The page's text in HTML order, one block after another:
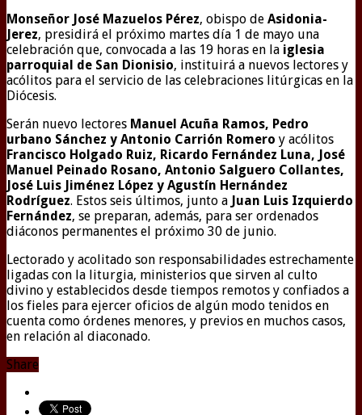
Monseñor José Mazuelos Pérez, obispo de Asidonia-
Jerez, presidirá el próximo martes día 1 de mayo una
celebración que, convocada a las 19 horas en la iglesia
parroquial de San Dionisio, instituirá a nuevos lectores y
acólitos para el servicio de las celebraciones litúrgicas en la
Diócesis.
Serán nuevo lectores Manuel Acuña Ramos, Pedro
urbano Sánchez y Antonio Carrión Romero y acólitos
Francisco Holgado Ruiz, Ricardo Fernández Luna, José
Manuel Peinado Rosano, Antonio Salguero Collantes,
José Luis Jiménez López y Agustín Hernández
Rodríguez. Estos seis últimos, junto a Juan Luis Izquierdo
Fernández, se preparan, además, para ser ordenados
diáconos permanentes el próximo 30 de junio.
Lectorado y acolitado son responsabilidades estrechamente
ligadas con la liturgia, ministerios que sirven al culto
divino y establecidos desde tiempos remotos y confiados a
los fieles para ejercer oficios de algún modo tenidos en
cuenta como órdenes menores, y previos en muchos casos,
en relación al diaconado.
Share